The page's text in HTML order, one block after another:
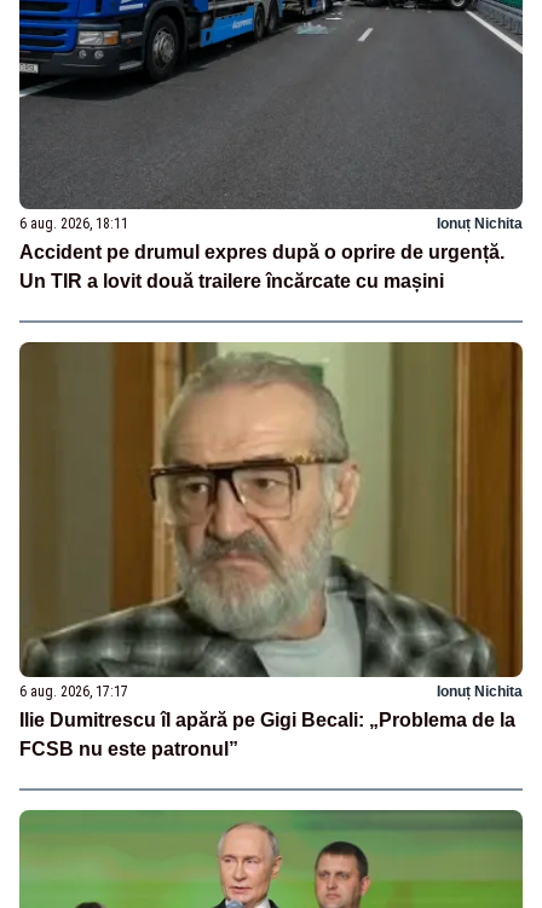
6 aug. 2026, 18:11 Ionuț Nichita
Accident pe drumul expres după o oprire de urgență.
Un TIR a lovit două trailere încărcate cu mașini
6 aug. 2026, 17:17 Ionuț Nichita
Ilie Dumitrescu îl apără pe Gigi Becali: „Problema de la
FCSB nu este patronul”